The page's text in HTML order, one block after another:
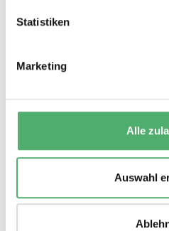
Statistiken
Marketing
Alle
Auswahl
BASE TEN CLASS